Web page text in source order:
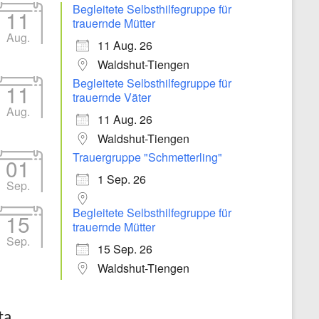
11
Aug.
Begleitete Selbsthilfegruppe für
trauernde Mütter
11 Aug. 26
Waldshut-Tiengen
11
Aug.
Begleitete Selbsthilfegruppe für
trauernde Väter
11 Aug. 26
Waldshut-Tiengen
01
Sep.
Trauergruppe "Schmetterling"
1 Sep. 26
15
Sep.
Begleitete Selbsthilfegruppe für
trauernde Mütter
15 Sep. 26
Waldshut-Tiengen